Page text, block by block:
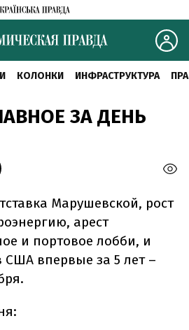
КОЛОНКИ ИНФРАСТРУКТУРА
ЗА ДЕНЬ
Марушевской, рост
арест
и портовое лобби, и
США впервые за 5 лет –